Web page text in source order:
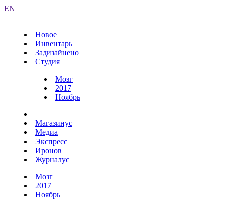
EN
Новое
Инвентарь
Задизайнено
Студия
Мозг
2017
Ноябрь
Магазинус
Медиа
Экспресс
Иронов
Журналус
Мозг
2017
Ноябрь